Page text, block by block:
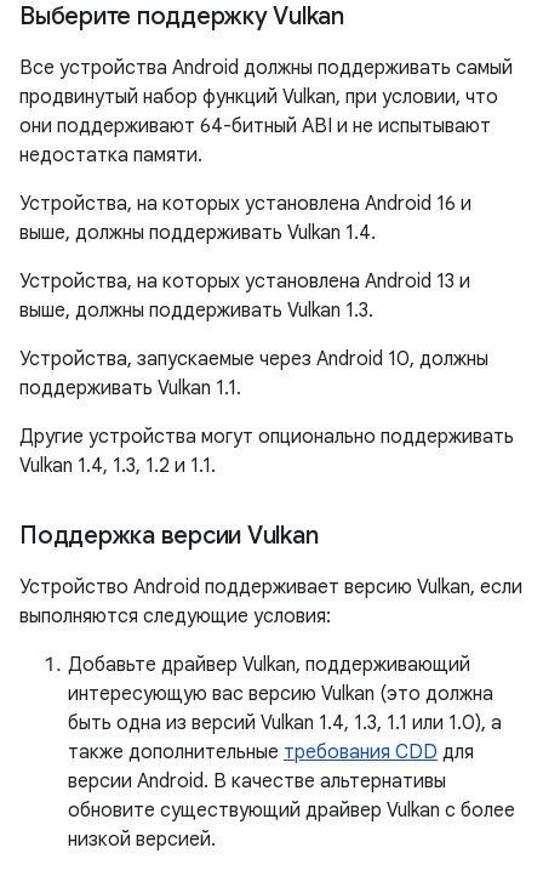
Выберите поддержку Vulkan
Все устройства Android должны поддерживать самый
продвинутый набор функций Vulkan, при условии, что
они поддерживают 64-битный ABI и не испытывают
недостатка памяти.
Устройства, на которых установлена ​​Android 16 и
выше, должны поддерживать Vulkan 1.4.
Устройства, на которых установлена ​​Android 13 и
выше, должны поддерживать Vulkan 1.3.
Устройства, запускаемые через Android 10, должны
поддерживать Vulkan 1.1.
Другие устройства могут опционально поддерживать
Vulkan 1.4, 1.3, 1.2 и 1.1.
Поддержка версии Vulkan
Устройство Android поддерживает версию Vulkan, если
выполняются следующие условия:
Добавьте драйвер Vulkan, поддерживающий
интересующую вас версию Vulkan (это должна
быть одна из версий Vulkan 1.4, 1.3, 1.1 или 1.0), а
также дополнительные требования CDD для
версии Android. В качестве альтернативы
обновите существующий драйвер Vulkan с более
низкой версией.